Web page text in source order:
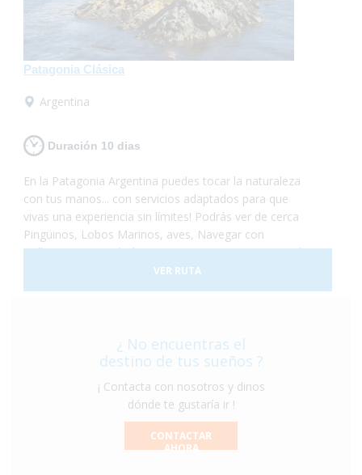
Patagonia Clásica
Argentina
Duración 10 dias
En la Patagonia Argentina puedes tocar la naturaleza
con tus manos... con servicios adaptados para que
vivas una experiencia sin límites! Podrás ver de cerca
Pingüinos, Lobos Marinos, aves, Navegar con
Ballenas... visitar el Glaciar Perito Moreno o navegar las
aguas del Canal de Beagle... un viaje que no te dejará
indiferente... el Turismo Accesible es posible!
VER RUTA
¿ No encuentras el
destino de tus sueños ?
¡ Contacta con nosotros y dinos
dónde te gustaría ir !
CONTACTAR
AHORA